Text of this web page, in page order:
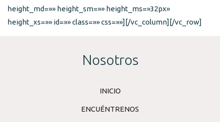
height_md=»» height_sm=»» height_ms=»32px»
height_xs=»» id=»» class=»» css=»»][/vc_column][/vc_row]
Nosotros
INICIO
ENCUÉNTRENOS